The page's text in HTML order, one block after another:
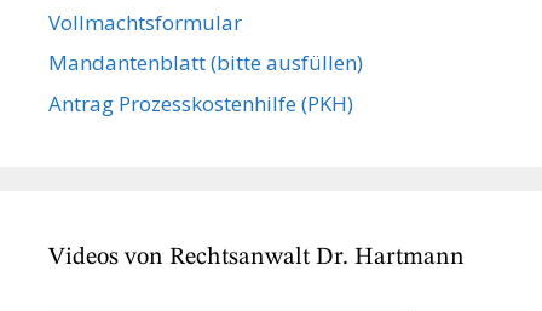
Vollmachts­formular
Mandanten­blatt (bitte ausfüllen)
Antrag Prozesskostenhilfe (PKH)
Videos von Rechtsanwalt Dr. Hartmann